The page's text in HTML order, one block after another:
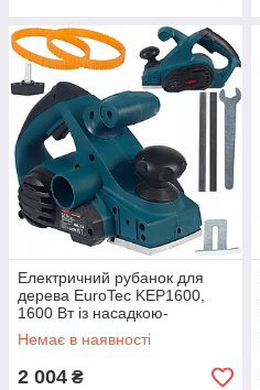
Електричний рубанок для
дерева EuroTec KEP1600,
1600 Вт із насадкою-
знімачем
Немає в наявності
2 004 ₴